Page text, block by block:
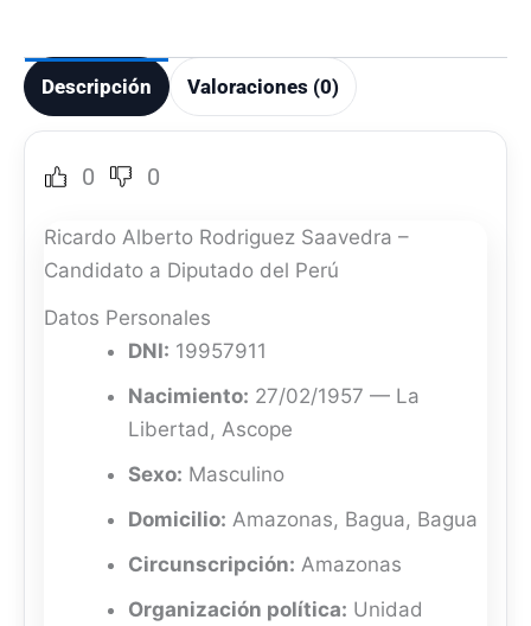
Descripción Valoraciones (0)
0 0
Ricardo Alberto Rodriguez Saavedra –
Candidato a Diputado del Perú
Datos Personales
DNI: 19957911
Nacimiento: 27/02/1957 — La
Libertad, Ascope
Sexo: Masculino
Domicilio: Amazonas, Bagua, Bagua
Circunscripción: Amazonas
Organización política: Unidad